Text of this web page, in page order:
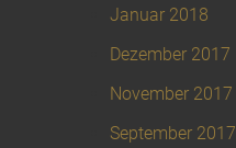
Januar 2018
Dezember 2017
November 2017
September 2017